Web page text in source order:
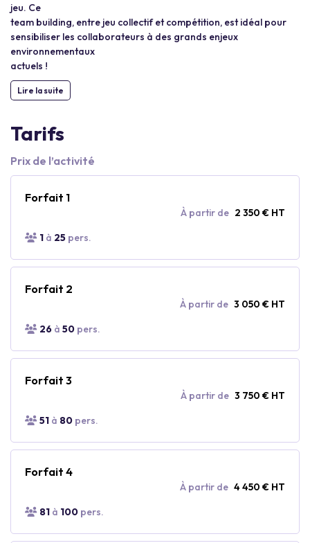
jeu. Ce
team building, entre jeu collectif et compétition, est idéal pour
sensibiliser les collaborateurs à des grands enjeux
environnementaux
actuels !
Lire la suite
Tarifs
Prix de l’activité
Forfait 1
À partir de 2 350 € HT
1 à 25 pers.
Forfait 2
À partir de 3 050 € HT
26 à 50 pers.
Forfait 3
À partir de 3 750 € HT
51 à 80 pers.
Forfait 4
À partir de 4 450 € HT
81 à 100 pers.